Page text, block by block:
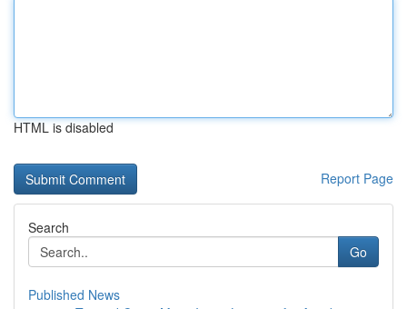
HTML is disabled
Report Page
Search
Go
Published News